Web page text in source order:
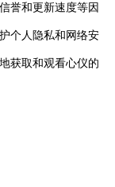
誉和更新速度等因
个人隐私和网络安
获取和观看心仪的